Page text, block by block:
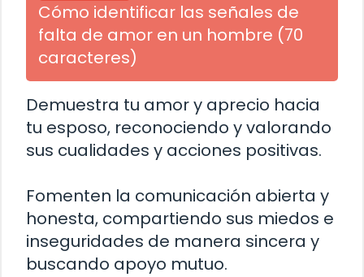
Cómo identificar las señales de
falta de amor en un hombre (70
caracteres)
Demuestra tu amor y aprecio hacia
tu esposo, reconociendo y valorando
sus cualidades y acciones positivas.
Fomenten la comunicación abierta y
honesta, compartiendo sus miedos e
inseguridades de manera sincera y
buscando apoyo mutuo.